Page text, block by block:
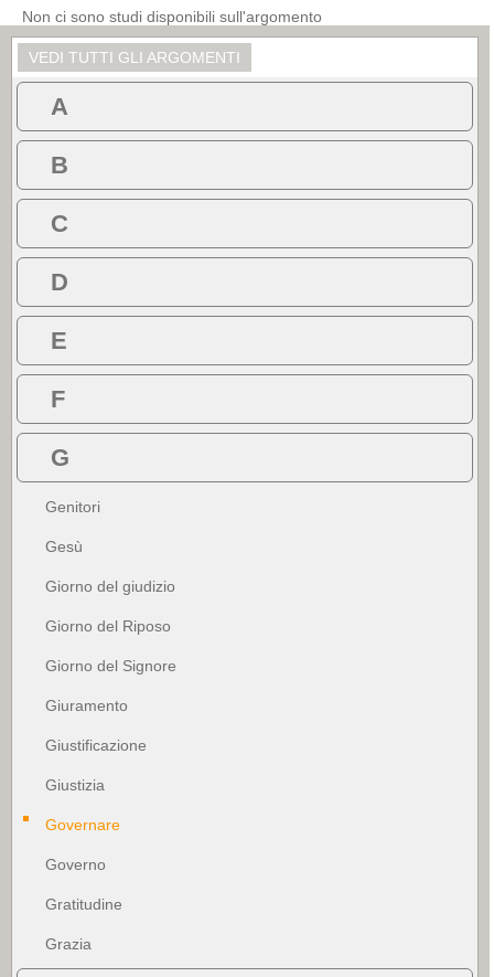
Non ci sono studi disponibili sull'argomento
VEDI TUTTI GLI ARGOMENTI
A
B
C
D
E
F
G
Genitori
Gesù
Giorno del giudizio
Giorno del Riposo
Giorno del Signore
Giuramento
Giustificazione
Giustizia
Governare
Governo
Gratitudine
Grazia